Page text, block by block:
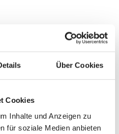
Über Cookies
Cookies
Inhalte und Anzeigen zu
für soziale Medien anbieten